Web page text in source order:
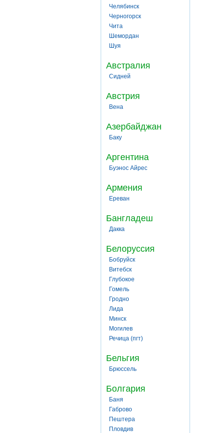
Челябинск
Черногорск
Чита
Шемордан
Шуя
Австралия
Сидней
Австрия
Вена
Азербайджан
Баку
Аргентина
Буэнос Айрес
Армения
Ереван
Бангладеш
Дакка
Белоруссия
Бобруйск
Витебск
Глубокое
Гомель
Гродно
Лида
Минск
Могилев
Речица (пгт)
Бельгия
Брюссель
Болгария
Баня
Габрово
Пештера
Пловдив